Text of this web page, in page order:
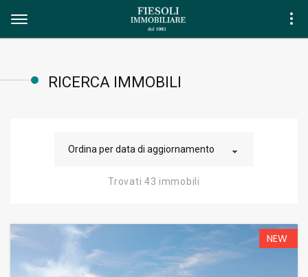
RICERCA IMMOBILI
Ordina per data di aggiornamento
Trovati 43 immobili
NEW